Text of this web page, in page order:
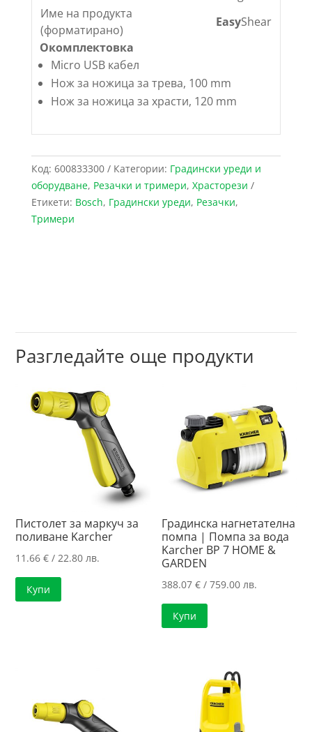
Име на продукта
(форматирано)
EasyShear
Окомплектовка
Micro USB кабел
Нож за ножица за трева, 100 mm
Нож за ножица за храсти, 120 mm
Код: 600833300 Категории: Градински уреди и
оборудване, Резачки и тримери, Храсторези
Етикети: Bosch, Градински уреди, Резачки,
Тримери
Разгледайте още продукти
Пистолет за маркуч за
поливане Karcher
11.66€ / 22.80 лв.
Купи
Градинска нагнетателна
помпа | Помпа за вода
Karcher BP 7 HOME &
GARDEN
388.07€ / 759.00 лв.
Купи